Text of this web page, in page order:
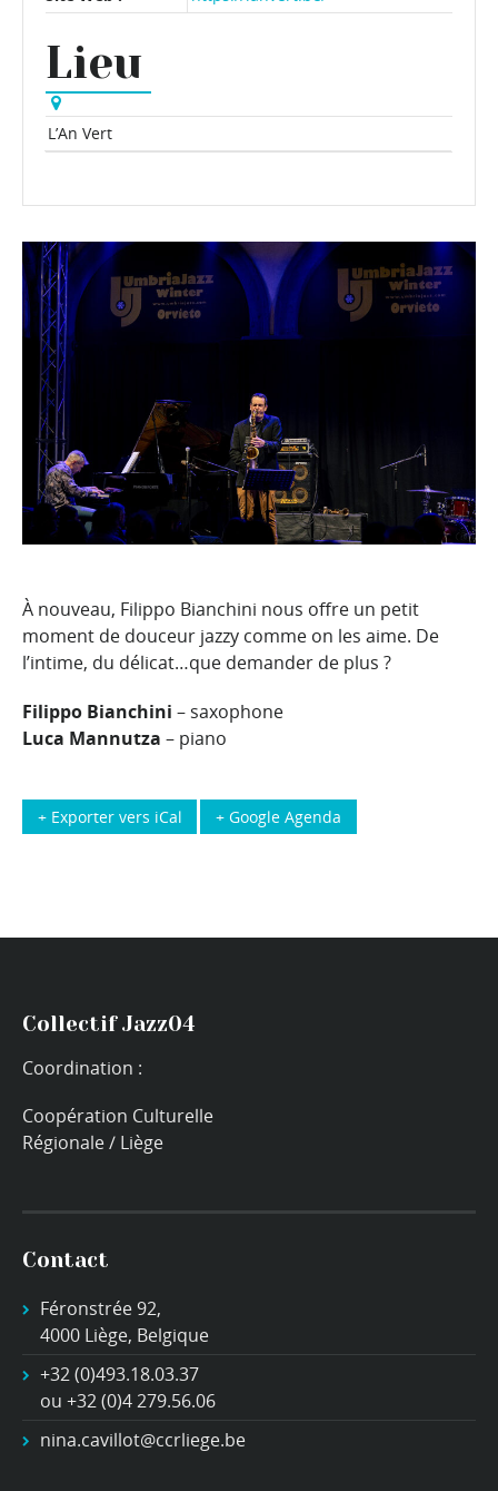
Lieu
L’An Vert
À nouveau, Filippo Bianchini nous offre un petit
moment de douceur jazzy comme on les aime. De
l’intime, du délicat…que demander de plus ?
Filippo Bianchini – saxophone
Luca Mannutza – piano
+ Google Agenda
+ Exporter vers iCal
Collectif Jazz04
Coordination :
Coopération Culturelle
Régionale / Liège
Contact
Féronstrée 92,
4000 Liège, Belgique
+32 (0)493.18.03.37
ou +32 (0)4 279.56.06
nina.cavillot@ccrliege.be